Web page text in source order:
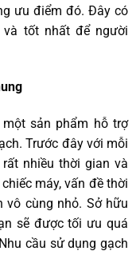
ưu điểm đó. Đây có
tốt nhất để người
sản phẩm hỗ trợ
Trước đây với mỗi
nhiều thời gian và
máy, vấn đề thời
vô cùng nhỏ. Sở hữu
sẽ được tối ưu quá
cầu sử dụng gạch